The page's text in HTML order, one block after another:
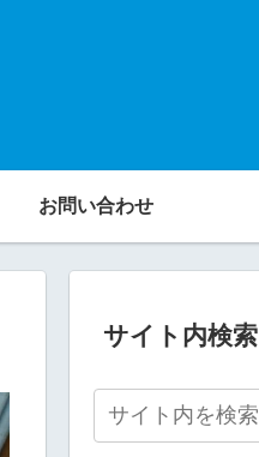
お問い合わせ
サイト内検索